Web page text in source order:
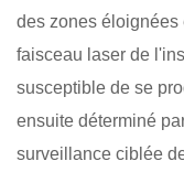
des zones
faisceau laser de
susceptible de se
ensuite déterminé
surveillance ciblée